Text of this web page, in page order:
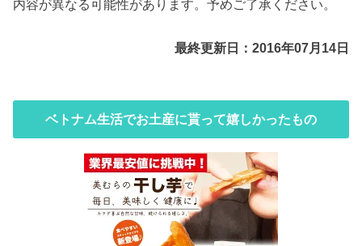
内容が異なる可能性があります。予めご了承ください。
最終更新日：2016年07月14日
ベトナム生活でお土産に貰って嬉しかったもの